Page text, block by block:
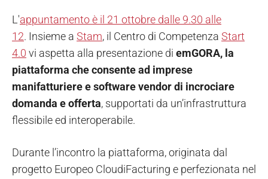
L'appuntamento è il 21 ottobre dalle 9.30 alle
12. Insieme a Stam, il Centro di Competenza Start
4.0 vi aspetta alla presentazione di emGORA, la
piattaforma che consente ad imprese
manifatturiere e software vendor di incrociare
domanda e offerta, supportati da un’infrastruttura
flessibile ed interoperabile.
Durante l’incontro la piattaforma, originata dal
progetto Europeo CloudiFacturing e perfezionata nel